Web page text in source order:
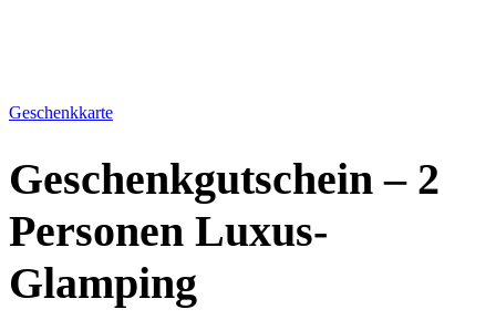
Geschenkkarte
Geschenkgutschein – 2
Personen Luxus-
Glamping